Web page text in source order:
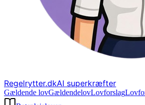
Regelrytter.dkAI superkræfter
Gældende lovGældendelovLovforslagLov